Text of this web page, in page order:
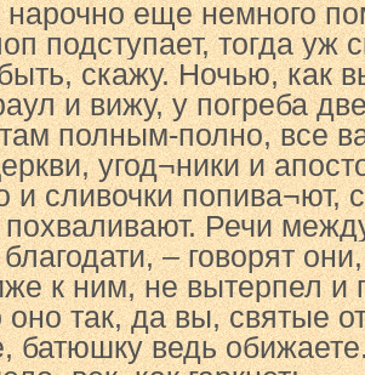
нарочно еще немного
подступает, тогда уж
скажу. Ночью, как
и вижу, у погреба
полным-полно, все
угод¬ники и
и сливочки попива¬ют,
Речи
– говорят
к ним, не вытерпел и
оно так, да вы, святые
батюшку ведь